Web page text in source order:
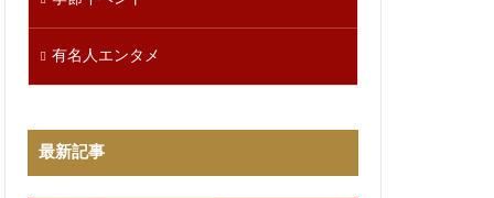
有名人エンタメ
最新記事